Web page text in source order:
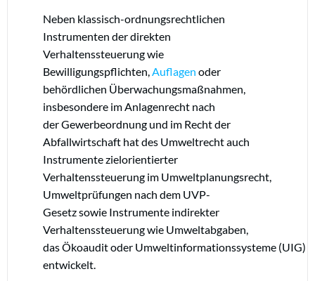
Neben klassisch-ordnungsrechtlichen
Instrumenten der direkten
Verhaltenssteuerung wie
Bewilligungspflichten, Auflagen oder
behördlichen Überwachungsmaßnahmen,
insbesondere im Anlagenrecht nach
der Gewerbeordnung und im Recht der
Abfallwirtschaft hat des Umweltrecht auch
Instrumente zielorientierter
Verhaltenssteuerung im Umweltplanungsrecht,
Umweltprüfungen nach dem UVP-
Gesetz sowie Instrumente indirekter
Verhaltenssteuerung wie Umweltabgaben,
das Ökoaudit oder Umweltinformationssysteme (UIG)
entwickelt.